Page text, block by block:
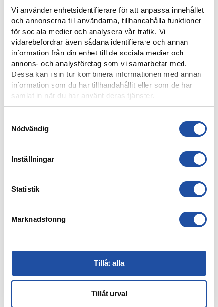
Vi använder enhetsidentifierare för att anpassa innehållet
och annonserna till användarna, tillhandahålla funktioner
för sociala medier och analysera vår trafik. Vi
vidarebefordrar även sådana identifierare och annan
information från din enhet till de sociala medier och
annons- och analysföretag som vi samarbetar med.
Dessa kan i sin tur kombinera informationen med annan
information som du har tillhandahållit eller som de har
samlat in när du har använt deras tjänster.
Nödvändig
Inställningar
Statistik
Marknadsföring
Tillåt alla
Tillåt urval
8 AUGUSTI, 2026
IFK-TRUPPEN MOT IK BRAGE
7 AUGUSTI, 2026